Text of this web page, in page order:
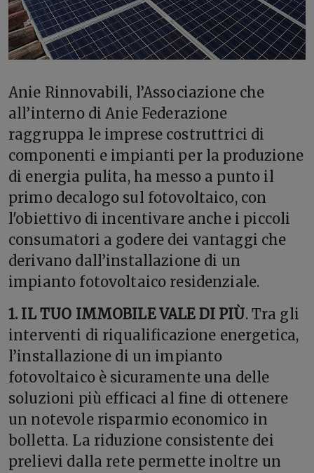
Anie Rinnovabili, l’Associazione che
all’interno di Anie Federazione
raggruppa le imprese costruttrici di
componenti e impianti per la produzione
di energia pulita, ha messo a punto il
primo decalogo sul fotovoltaico, con
l'obiettivo di incentivare anche i piccoli
consumatori a godere dei vantaggi che
derivano dall’installazione di un
impianto fotovoltaico residenziale.
1. IL TUO IMMOBILE VALE DI PIÙ. Tra gli
interventi di riqualificazione energetica,
l’installazione di un impianto
fotovoltaico è sicuramente una delle
soluzioni più efficaci al fine di ottenere
un notevole risparmio economico in
bolletta. La riduzione consistente dei
prelievi dalla rete permette inoltre un